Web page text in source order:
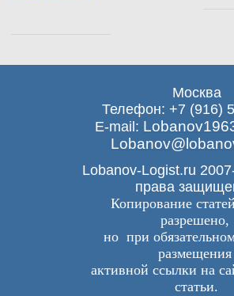
Москва
Телефон: +7 (916)
E-mail:
Lobanov-Logist.ru
права
Копирование
разрешено,
но при
размещения
активной ссылки на
статьи.